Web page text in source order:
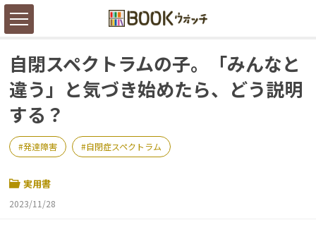
自閉スペクトラムの子。「みんなと
違う」と気づき始めたら、どう説明
する？
発達障害 自閉症スペクトラム
実用書
2023/11/28